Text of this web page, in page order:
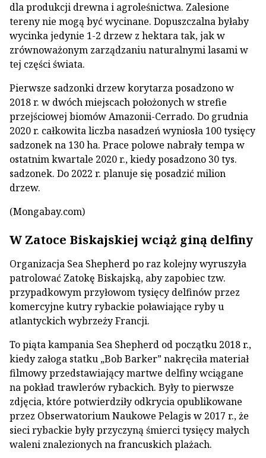
dla produkcji drewna i agroleśnictwa. Zalesione
tereny nie mogą być wycinane. Dopuszczalna byłaby
wycinka jedynie 1-2 drzew z hektara tak, jak w
zrównoważonym zarządzaniu naturalnymi lasami w
tej części świata.
Pierwsze sadzonki drzew korytarza posadzono w
2018 r. w dwóch miejscach położonych w strefie
przejściowej biomów Amazonii-Cerrado. Do grudnia
2020 r. całkowita liczba nasadzeń wyniosła 100 tysięcy
sadzonek na 130 ha. Prace polowe nabrały tempa w
ostatnim kwartale 2020 r., kiedy posadzono 30 tys.
sadzonek. Do 2022 r. planuje się posadzić milion
drzew.
(Mongabay.com)
W Zatoce Biskajskiej wciąż giną delfiny
Organizacja Sea Shepherd po raz kolejny wyruszyła
patrolować Zatokę Biskajską, aby zapobiec tzw.
przypadkowym przyłowom tysięcy delfinów przez
komercyjne kutry rybackie poławiające ryby u
atlantyckich wybrzeży Francji.
To piąta kampania Sea Shepherd od początku 2018 r.,
kiedy załoga statku „Bob Barker” nakręciła materiał
filmowy przedstawiający martwe delfiny wciągane
na pokład trawlerów rybackich. Były to pierwsze
zdjęcia, które potwierdziły odkrycia opublikowane
przez Obserwatorium Naukowe Pelagis w 2017 r., że
sieci rybackie były przyczyną śmierci tysięcy małych
waleni znalezionych na francuskich plażach.